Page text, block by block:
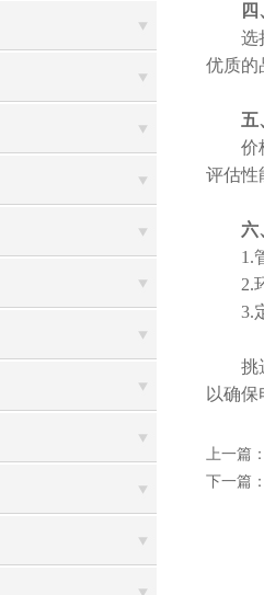
选择
优质的
五
价格
评估性
六
1.管
2.环
3.定
挑选
以确
上一篇
下一篇